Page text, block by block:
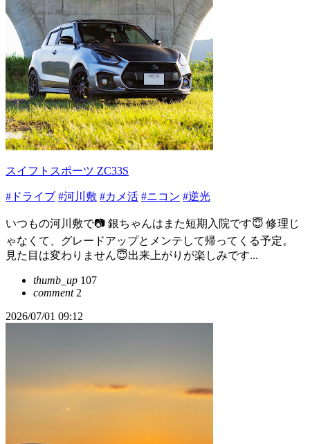
スイフトスポーツ ZC33S
#ドライブ #河川敷 #カメ活 #ニコン #逆光
いつもの河川敷で📷 銀ちゃんはまた短期入院です😇 修理じ
ゃなくて、グレードアップとメンテして帰ってくる予定。
見た目は変わりません😇出来上がりが楽しみです...
thumb_up 107
comment2
2026/07/01 09:12